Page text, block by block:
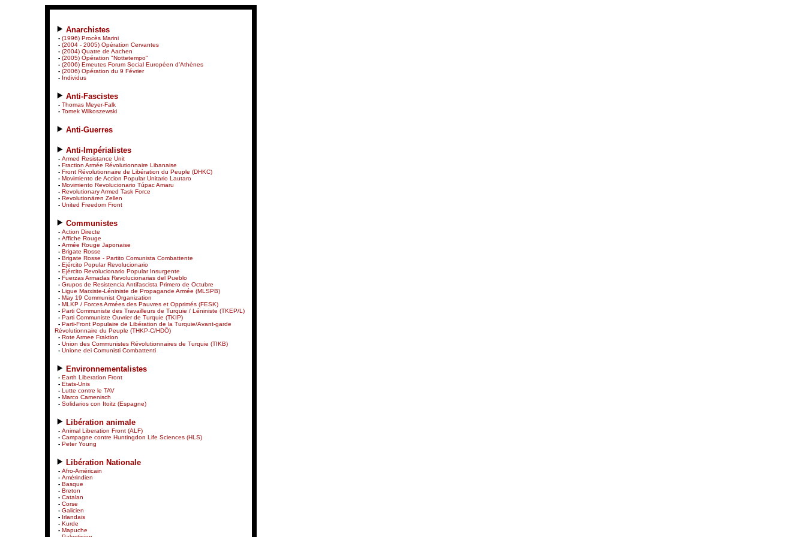
Anarchistes
- (1996) Procès Marini
- (2004 - 2005) Opération Cervantes
- (2004) Quatre de Aachen
- (2005) Opération "Nottetempo"
- (2006) Emeutes Forum Social Européen d’Athènes
- (2006) Opération du 9 Février
- Individus
Anti-Fascistes
- Thomas Meyer-Falk
- Tomek Wilkoszewski
Anti-Guerres
Anti-Impérialistes
- Armed Resistance Unit
- Fraction Armée Révolutionnaire Libanaise
- Front Révolutionnaire de Libération du Peuple (DHKC)
- Movimiento de Accion Popular Unitario Lautaro
- Movimiento Revolucionario Túpac Amaru
- Revolutionary Armed Task Force
- Revolutionären Zellen
- United Freedom Front
Communistes
- Action Directe
- Affiche Rouge
- Armée Rouge Japonaise
- Brigate Rosse
- Brigate Rosse - Partito Comunista Combattente
- Ejército Popular Revolucionario
- Ejército Revolucionario Popular Insurgente
- Fuerzas Armadas Revolucionarias del Pueblo
- Grupos de Resistencia Antifascista Primero de Octubre
- Ligue Marxiste-Léniniste de Propagande Armée (MLSPB)
- May 19 Communist Organization
- MLKP / Forces Armées des Pauvres et Opprimés (FESK)
- Parti Communiste des Travailleurs de Turquie / Léniniste (TKEP/L)
- Parti Communiste Ouvrier de Turquie (TKIP)
- Parti-Front Populaire de Libération de la Turquie/Avant-garde
Révolutionnaire du Peuple (THKP-C/HDÖ)
- Rote Armee Fraktion
- Union des Communistes Révolutionnaires de Turquie (TIKB)
- Unione dei Comunisti Combattenti
Environnementalistes
- Earth Liberation Front
- Etats-Unis
- Lutte contre le TAV
- Marco Camenisch
- Solidarios con Itoitz (Espagne)
Libération animale
- Animal Liberation Front (ALF)
- Campagne contre Huntingdon Life Sciences (HLS)
- Peter Young
Libération Nationale
- Afro-Américain
- Amérindien
- Basque
- Breton
- Catalan
- Corse
- Galicien
- Irlandais
- Kurde
- Mapuche